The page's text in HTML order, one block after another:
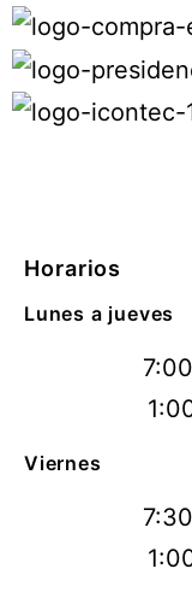
Horarios
Lunes a jueves
Viernes